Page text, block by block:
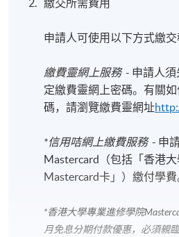
繳交所需費用
申請人可使用以下方式繳
繳費靈網上服務- 申請人須
定繳費靈網上密碼。有關
碼，請瀏覽繳費靈網址
*信用咭網上繳費服務- 申
Mastercard（包括「香港
Mastercard卡」）繳付學費
*香港大學專業進修學院
月免息分期付款優惠，必須親